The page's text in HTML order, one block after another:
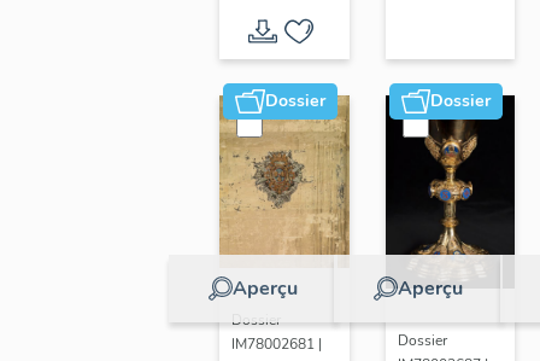
Dossier
Aperçu
Dossier
IM78002681 |
Dossier
Aperçu
Dossier